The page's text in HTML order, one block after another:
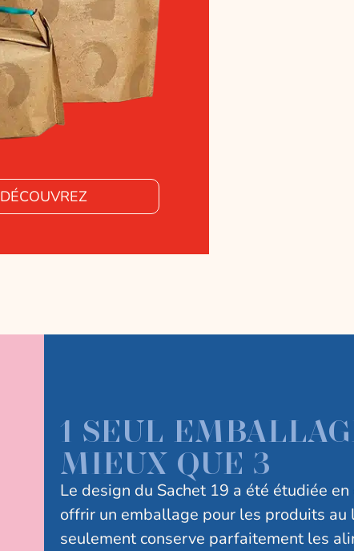
DÉCOUVREZ
1 SEUL
MIEUX QUE 3
Le design du Sachet 19 a été étudiée
offrir un emballage pour les produits au
seulement conserve parfaitement les